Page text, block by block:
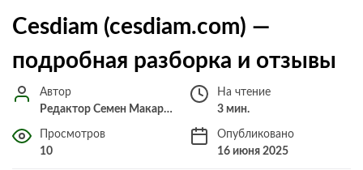
Cesdiam (cesdiam.com) —
подробная разборка и отзывы
Автор
Редактор Семен Макарченко
На чтение
3 мин.
Просмотров
10
Опубликовано
16 июня 2025